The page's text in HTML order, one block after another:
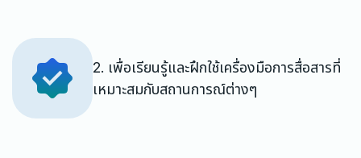
2. เพื่อเรียนรู้และฝึกใช้เครื่องมือการสื่อสารที่
เหมาะสมกับสถานการณ์ต่างๆ